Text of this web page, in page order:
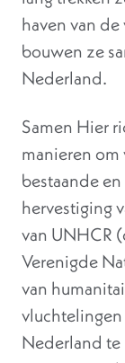
haven van
bouwen ze
Nederland.
Samen Hier
manieren
bestaande
hervestiging
van UNHCR
Verenigde
van
Nederland te